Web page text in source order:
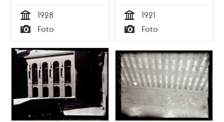
Tid
1928
Typ
Foto Tid
1921
Typ
Foto